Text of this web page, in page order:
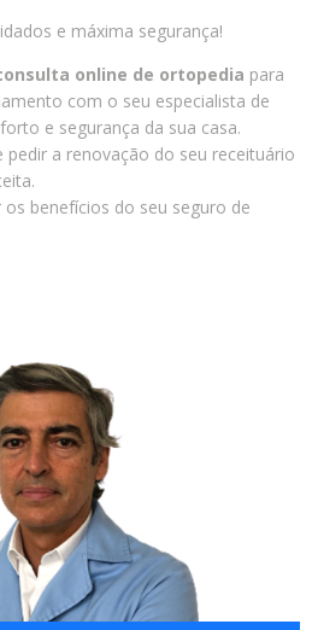
e máxima segurança!
online de ortopedia para
com o seu especialista de
e segurança da sua casa.
pedir a renovação do seu receituário
benefícios do seu seguro de